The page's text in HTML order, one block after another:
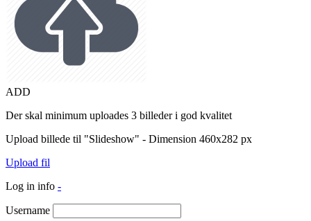
ADD
Der skal minimum uploades 3 billeder i god kvalitet
Upload billede til "Slideshow" - Dimension 460x282 px
Upload fil
Log in info -
Username